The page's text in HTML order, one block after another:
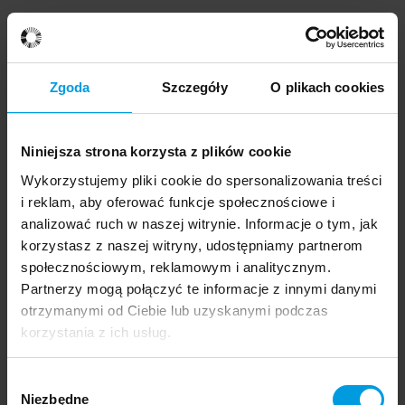
Zgoda Szczegóły O plikach cookies
Niniejsza strona korzysta z plików cookie
Wykorzystujemy pliki cookie do spersonalizowania treści
i reklam, aby oferować funkcje społecznościowe i
analizować ruch w naszej witrynie. Informacje o tym, jak
korzystasz z naszej witryny, udostępniamy partnerom
społecznościowym, reklamowym i analitycznym.
Partnerzy mogą połączyć te informacje z innymi danymi
otrzymanymi od Ciebie lub uzyskanymi podczas
korzystania z ich usług.
Niezbędne
Wystawa „Dress to Impress” w Berlinie
Zrekonstruowane stroje zostały po raz pierwszy
zaprezentowane publiczności w październiku ubiegłego
berlińskiego Muzeum im. Bodego, gdzie zostaną
Muzeum Sztuki Bizantyjskiej i Muzeum Sztuki Islamskiej.
Wystawę „Dress to Impress. Reconstructions of Medieval
Robes from Nubia” będzie można oglądać od 6 lutego do
12 kwietnia.Po jej zakończeniu planowany jest kolejny
pokaz z udziałem modeli.
Szczegóły wystawy znajdują się na stronie muzeum